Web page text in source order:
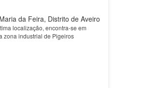
da Feira, Distrito de Aveiro
localização, encontra-se em
zona industrial de Pigeiros